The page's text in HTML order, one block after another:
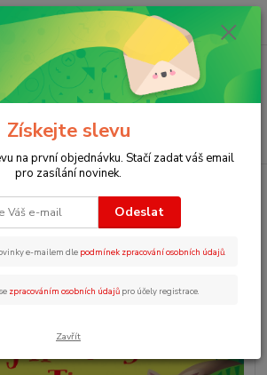
Menu
ks
0 Kč
seek with Tiger
Získejte slevu
na první objednávku. Stačí zadat váš email
pro zasílání novinek.
Odeslat
e-mailem dle podmínek zpracování osobních údajů.
zpracováním osobních údajů pro účely registrace.
Zavřít